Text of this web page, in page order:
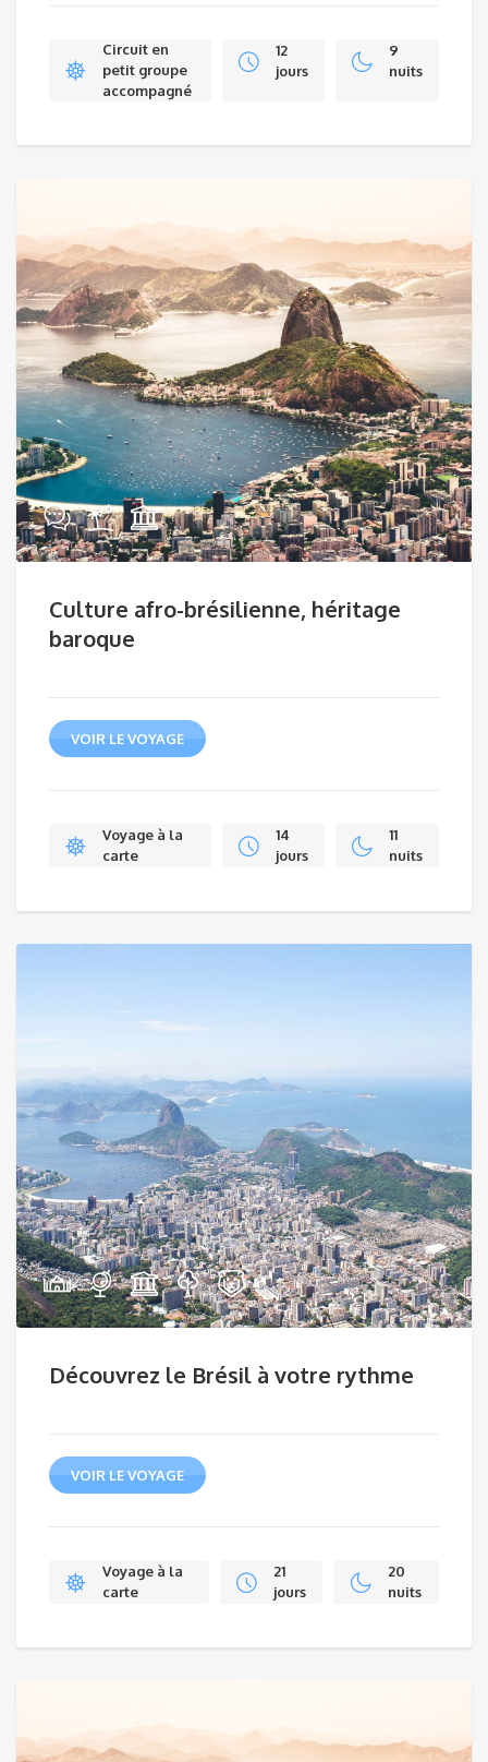
Circuit en
petit groupe
accompagné
12
jours
9
nuits
Culture afro-brésilienne, héritage
baroque
VOIR LE VOYAGE
Voyage à la
carte
14
jours
11
nuits
Découvrez le Brésil à votre rythme
VOIR LE VOYAGE
Voyage à la
carte
21
jours
20
nuits